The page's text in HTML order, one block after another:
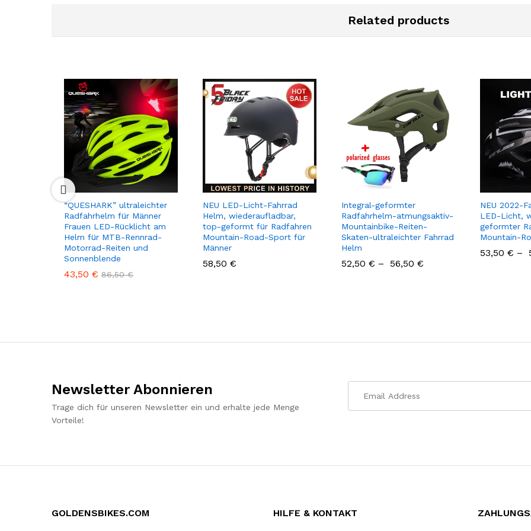
Related products
“QUESHARK” ultraleichter
Radfahrhelm für Männer
Frauen LED-Rücklicht am
Helm für MTB-Rennrad-
Motorrad-Reiten und
Sonnenblende
43,50 € 86,50€
NEU LED-Licht-Fahrrad
Helm, wiederaufladbar,
top-geformt für Radfahren
Mountain-Road-Sport für
Männer
58,50 €
Integral-geformter
Radfahrhelm-atmungsaktiv-
Mountainbike-Reiten-
Skaten-ultraleichter Fahrrad
Helm
52,50 € – 56,50 €
NEU 2022-
LED-Licht,
geformter
Mountain-
53,50 € –
Newsletter Abonnieren
Trage dich für unseren Newsletter ein und erhalte jede Menge
Vorteile!
GOLDENSBIKES.COM HILFE & KONTAKT